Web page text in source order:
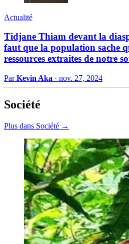
Actualité
Tidjane Thiam devant la
faut que la population sache
ressources extraites de notre
ParKevin Aka · nov. 27, 2024
Société
Plus dans Société →